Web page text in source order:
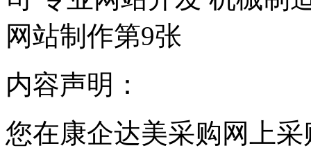
内容声明：
您在康企达美采购网上